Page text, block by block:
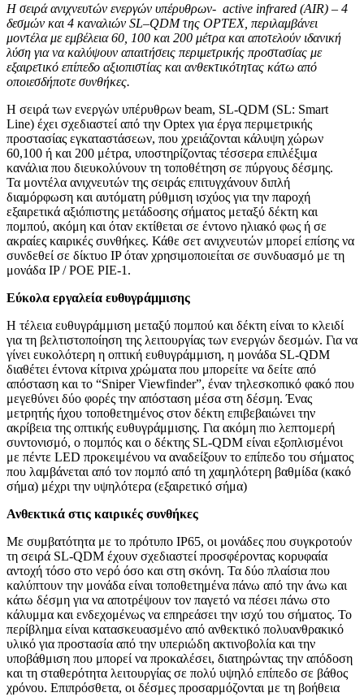
Η σειρά ανιχνευτών ενεργών υπέρυθρων- active infrared (AIR) – 4
δεσμών και 4 καναλιών SL–QDMτης OPTEX, περιλαμβάνει
μοντέλα με εμβέλεια 60, 100 και 200 μέτρα και αποτελούν ιδανική
λύση για να καλύψουν απαιτήσεις περιμετρικής προστασίας με
εξαιρετικό επίπεδο αξιοπιστίας και ανθεκτικότητας κάτω από
οποιεσδήποτε συνθήκες.
H σειρά των ενεργών υπέρυθρων beam, SL-QDM (SL: Smart
Line) έχει σχεδιαστεί από την Optex για έργα περιμετρικής
προστασίας εγκαταστάσεων, που χρειάζονται κάλυψη χώρων
60,100 ή και 200 μέτρα, υποστηρίζοντας τέσσερα επιλέξιμα
κανάλια που διευκολύνουν τη τοποθέτηση σε πύργους δέσμης.
Τα μοντέλα ανιχνευτών της σειράς επιτυγχάνουν διπλή
διαμόρφωση και αυτόματη ρύθμιση ισχύος για την παροχή
εξαιρετικά αξιόπιστης μετάδοσης σήματος μεταξύ δέκτη και
πομπού, ακόμη και όταν εκτίθεται σε έντονο ηλιακό φως ή σε
ακραίες καιρικές συνθήκες. Κάθε σετ ανιχνευτών μπορεί επίσης να
συνδεθεί σε δίκτυο IP όταν χρησιμοποιείται σε συνδυασμό με τη
μονάδα IP / POE PIE-1.
Εύκολα εργαλεία ευθυγράμμισης
Η τέλεια ευθυγράμμιση μεταξύ πομπού και δέκτη είναι το κλειδί
για τη βελτιστοποίηση της λειτουργίας των ενεργών δεσμών. Για να
γίνει ευκολότερη η οπτική ευθυγράμμιση, η μονάδα SL-QDM
διαθέτει έντονα κίτρινα χρώματα που μπορείτε να δείτε από
απόσταση και το “Sniper Viewfinder”, έναν τηλεσκοπικό φακό που
μεγεθύνει δύο φορές την απόσταση μέσα στη δέσμη. Ένας
μετρητής ήχου τοποθετημένος στον δέκτη επιβεβαιώνει την
ακρίβεια της οπτικής ευθυγράμμισης. Για ακόμη πιο λεπτομερή
συντονισμό, ο πομπός και ο δέκτης SL-QDM είναι εξοπλισμένοι
με πέντε LED προκειμένου να αναδείξουν το επίπεδο του σήματος
που λαμβάνεται από τον πομπό από τη χαμηλότερη βαθμίδα (κακό
σήμα) μέχρι την υψηλότερα (εξαιρετικό σήμα)
Ανθεκτικά στις καιρικές συνθήκες
Με συμβατότητα με το πρότυπο IP65, οι μονάδες που συγκροτούν
τη σειρά SL-QDM έχουν σχεδιαστεί προσφέροντας κορυφαία
αντοχή τόσο στο νερό όσο και στη σκόνη. Τα δύο πλαίσια που
καλύπτουν την μονάδα είναι τοποθετημένα πάνω από την άνω και
κάτω δέσμη για να αποτρέψουν τον παγετό να πέσει πάνω στο
κάλυμμα και ενδεχομένως να επηρεάσει την ισχύ του σήματος. Το
περίβλημα είναι κατασκευασμένο από ανθεκτικό πολυανθρακικό
υλικό για προστασία από την υπεριώδη ακτινοβολία και την
υποβάθμιση που μπορεί να προκαλέσει, διατηρώντας την απόδοση
και τη σταθερότητα λειτουργίας σε πολύ υψηλό επίπεδο σε βάθος
χρόνου. Επιπρόσθετα, οι δέσμες προσαρμόζονται με τη βοήθεια